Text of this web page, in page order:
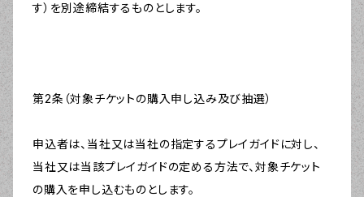
す）を別途締結するものとします。
第2条（対象チケットの購入申し込み及び抽選）
申込者は、当社又は当社の指定するプレイガイドに対し、
当社又は当該プレイガイドの定める方法で、対象チケット
の購入を申し込むものとします。